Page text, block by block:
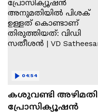
ഭാഗത്ത് നിന്നും
വേണ്ട: ടി സിദ്ദിഖ്
കശുവണ്ടി അഴിമതി
പ്രോസിക്യൂഷൻ
04:54